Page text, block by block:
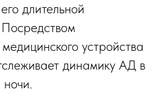
длительной
устройства
динамику АД в